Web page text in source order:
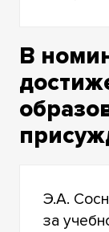
В
Э.А.
за